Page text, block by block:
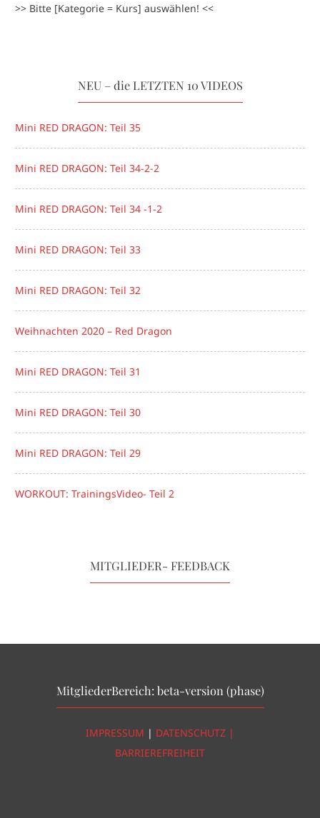
>> Bitte [Kategorie = Kurs] auswählen! <<
NEU – die LETZTEN 10 VIDEOS
Mini RED DRAGON: Teil 35
Mini RED DRAGON: Teil 34-2-2
Mini RED DRAGON: Teil 34 -1-2
Mini RED DRAGON: Teil 33
Mini RED DRAGON: Teil 32
Weihnachten 2020 – Red Dragon
Mini RED DRAGON: Teil 31
Mini RED DRAGON: Teil 30
Mini RED DRAGON: Teil 29
WORKOUT: TrainingsVideo- Teil 2
MITGLIEDER- FEEDBACK
MitgliederBereich: beta-version (phase)
IMPRESSUM | DATENSCHUTZ |
BARRIEREFREIHEIT